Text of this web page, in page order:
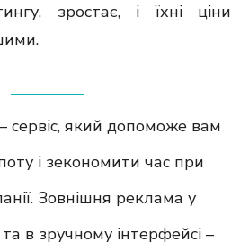
зростає, і їхні ціни
– сервіс, який допоможе вам
і зекономити час при
Зовнішня реклама у
та в зручному інтерфейсі –